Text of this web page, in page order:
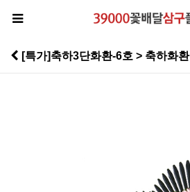
[특가]축하3단화환-6호 > 축하화환